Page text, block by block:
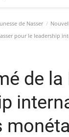
de Nasser
pour le leadership
de